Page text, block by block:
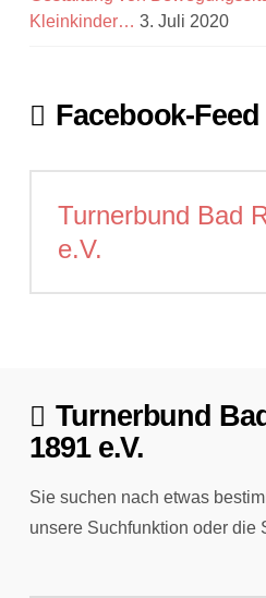
Kleinkinder… 3. Juli 2020
Facebook-Feed
Turnerbund Bad
e.V.
Turnerbund
1891 e.V.
Sie suchen nach etwas
unsere Suchfunktion oder die